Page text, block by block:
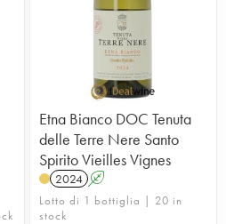
Etna Bianco DOC Tenuta
delle Terre Nere Santo
Spirito Vieilles Vignes
2024 A
Lotto di 1 bottiglia | 20 in
stock